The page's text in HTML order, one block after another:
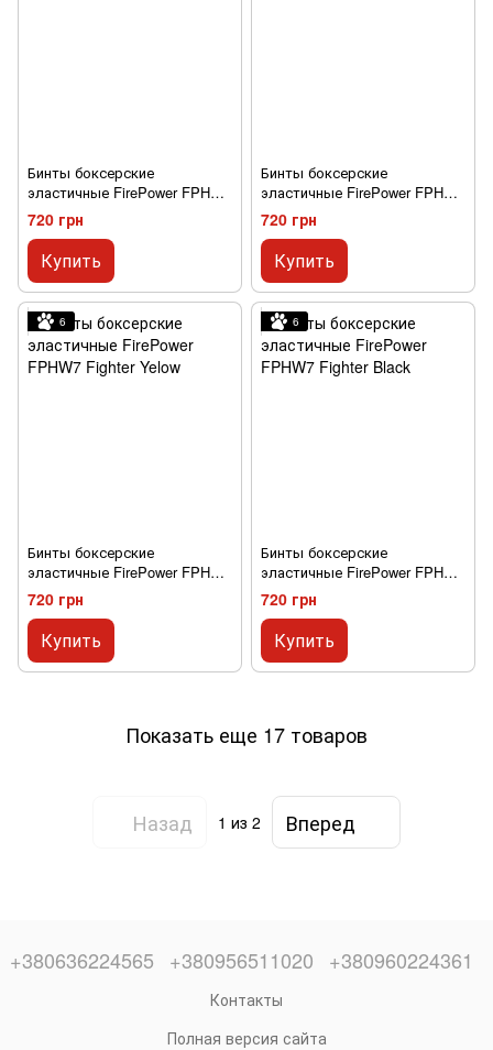
Бинты боксерские
эластичные FirePower FPHW7
Banana 4м
720 грн
Купить
Бинты боксерские
эластичные FirePower FPHW7
Purple Cat 4м
720 грн
Купить
6
Бинты боксерские
эластичные FirePower FPHW7
Fighter Yelow
720 грн
Купить
6
Бинты боксерские
эластичные FirePower FPHW7
Fighter Black
720 грн
Купить
Показать еще 17 товаров
Назад 1 из 2 Вперед
+380636224565 +380956511020 +380960224361
Контакты
Полная версия сайта